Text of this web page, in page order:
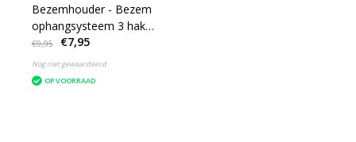
Bezemhouder - Bezem
ophangsysteem 3 haken
- Grijs
€9,95 €7,95
Nog niet gewaardeerd
OP VOORRAAD